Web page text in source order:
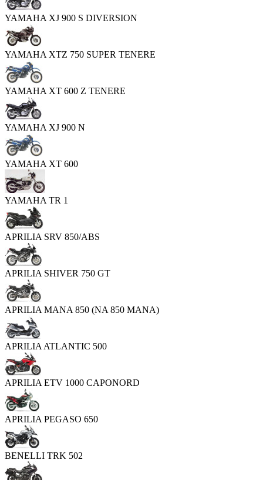
YAMAHA XJ 900 S DIVERSION
YAMAHA XTZ 750 SUPER TENERE
YAMAHA XT 600 Z TENERE
YAMAHA XJ 900 N
YAMAHA XT 600
YAMAHA TR 1
APRILIA SRV 850/ABS
APRILIA SHIVER 750 GT
APRILIA MANA 850 (NA 850 MANA)
APRILIA ATLANTIC 500
APRILIA ETV 1000 CAPONORD
APRILIA PEGASO 650
BENELLI TRK 502